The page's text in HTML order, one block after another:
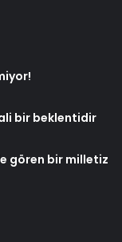
bir beklentidir
gören bir milletiz